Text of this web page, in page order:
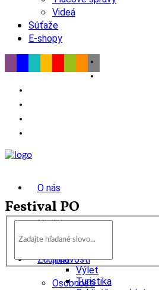
Videá
Súťaže
E-shopy
O nás
Novinky
Tipy
Výlet
Turistika
Zaujímavosti
Osobnosti
Festival PO